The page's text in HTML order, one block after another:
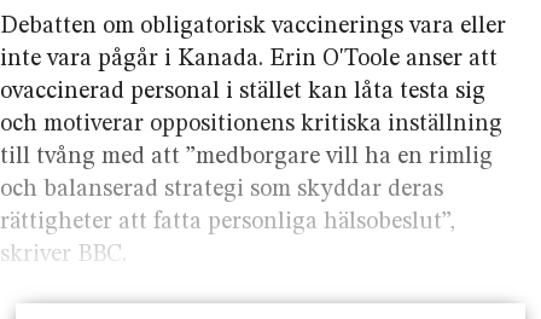
Debatten om obligatorisk vaccinerings vara eller
inte vara pågår i Kanada. Erin O'Toole anser att
ovaccinerad personal i stället kan låta testa sig
och motiverar oppositionens kritiska inställning
till tvång med att ”medborgare vill ha en rimlig
och balanserad strategi som skyddar deras
rättigheter att fatta personliga hälsobeslut”,
skriver BBC.